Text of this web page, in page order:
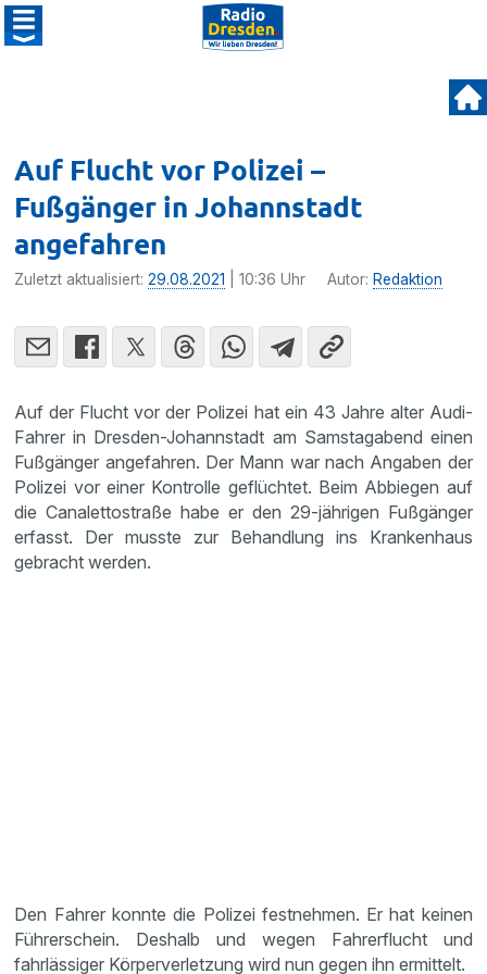
Auf Flucht vor Polizei –
Fußgänger in Johannstadt
angefahren
Zuletzt aktualisiert:29.08.2021 | 10:36 Uhr Autor: Redaktion
Auf der Flucht vor der Polizei hat ein 43 Jahre alter Audi-
Fahrer in Dresden-Johannstadt am Samstagabend einen
Fußgänger angefahren. Der Mann war nach Angaben der
Polizei vor einer Kontrolle geflüchtet. Beim Abbiegen auf
die Canalettostraße habe er den 29-jährigen Fußgänger
erfasst. Der musste zur Behandlung ins Krankenhaus
gebracht werden.
Den Fahrer konnte die Polizei festnehmen. Er hat keinen
Führerschein. Deshalb und wegen Fahrerflucht und
fahrlässiger Körperverletzung wird nun gegen ihn ermittelt.